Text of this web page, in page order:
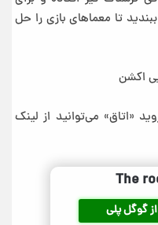
تا معماهای بازی را حل
«اتاق» می‌توانید از لینک
The
از گوگل پلی